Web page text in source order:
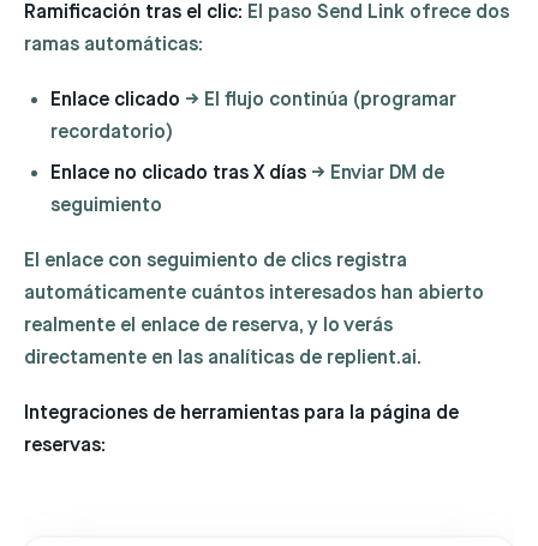
Ramificación tras el clic: El paso Send Link ofrece dos
ramas automáticas:
Enlace clicado → El flujo continúa (programar
recordatorio)
Enlace no clicado tras X días → Enviar DM de
seguimiento
El enlace con seguimiento de clics registra
automáticamente cuántos interesados han abierto
realmente el enlace de reserva, y lo verás
directamente en las analíticas de replient.ai.
Integraciones de herramientas para la página de
reservas: